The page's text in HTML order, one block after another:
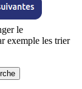
le
exemple les trier